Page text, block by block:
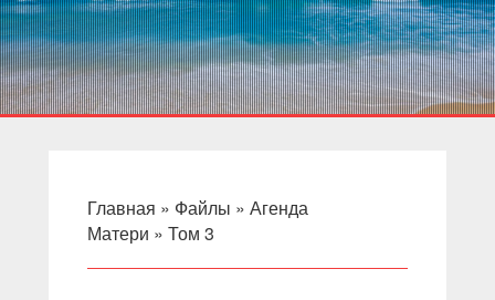
Главная » Файлы » Агенда
Матери » Том 3